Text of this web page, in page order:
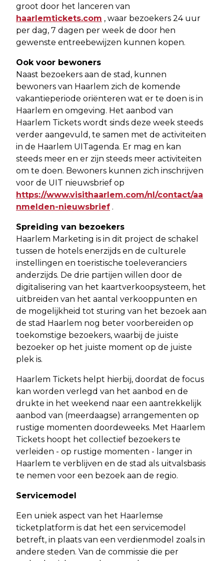
groot door het lanceren van
haarlemtickets.com , waar bezoekers 24 uur
per dag, 7 dagen per week de door hen
gewenste entreebewijzen kunnen kopen.
Ook voor bewoners
Naast bezoekers aan de stad, kunnen
bewoners van Haarlem zich de komende
vakantieperiode oriënteren wat er te doen is in
Haarlem en omgeving. Het aanbod van
Haarlem Tickets wordt sinds deze week steeds
verder aangevuld, te samen met de activiteiten
in de Haarlem UITagenda. Er mag en kan
steeds meer en er zijn steeds meer activiteiten
om te doen. Bewoners kunnen zich inschrijven
voor de UIT nieuwsbrief op
https://www.visithaarlem.com/nl/contact/aa
nmelden-nieuwsbrief .
Spreiding van bezoekers
Haarlem Marketing is in dit project de schakel
tussen de hotels enerzijds en de culturele
instellingen en toeristische toeleveranciers
anderzijds. De drie partijen willen door de
digitalisering van het kaartverkoopsysteem, het
uitbreiden van het aantal verkooppunten en
de mogelijkheid tot sturing van het bezoek aan
de stad Haarlem nog beter voorbereiden op
toekomstige bezoekers, waarbij de juiste
bezoeker op het juiste moment op de juiste
plek is.
Haarlem Tickets helpt hierbij, doordat de focus
kan worden verlegd van het aanbod en de
drukte in het weekend naar een aantrekkelijk
aanbod van (meerdaagse) arrangementen op
rustige momenten doordeweeks. Met Haarlem
Tickets hoopt het collectief bezoekers te
verleiden - op rustige momenten - langer in
Haarlem te verblijven en de stad als uitvalsbasis
te nemen voor een bezoek aan de regio.
Servicemodel
Een uniek aspect van het Haarlemse
ticketplatform is dat het een servicemodel
betreft, in plaats van een verdienmodel zoals in
andere steden. Van de commissie die per